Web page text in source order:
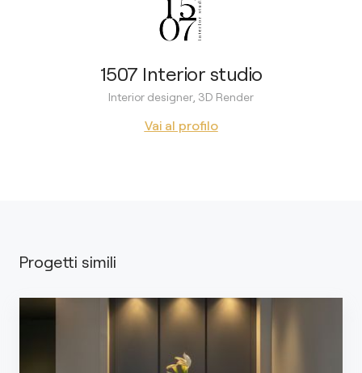
1507 Interior studio
Interior designer, 3D Render
Vai al profilo
Progetti simili